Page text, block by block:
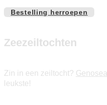
Bestelling herroepen
Zeezeiltochten
Zin in een zeiltocht? Genosea
leukste!